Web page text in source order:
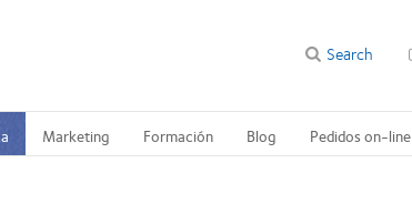
Search
Marketing Formación Blog Pedidos on-line